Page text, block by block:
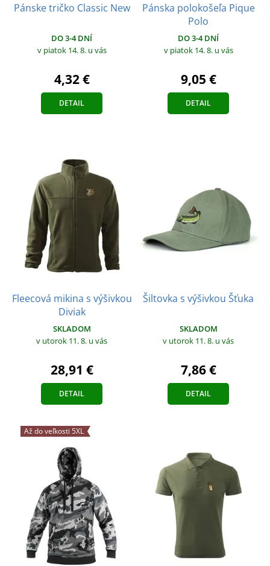
Pánske tričko Classic New
DO 3-4 DNÍ
v piatok 14. 8. u vás
4,32 €
DETAIL
Pánska polokošeľa Pique
Polo
DO 3-4 DNÍ
v piatok 14. 8. u vás
9,05 €
DETAIL
Fleecová mikina s výšivkou
Diviak
SKLADOM
v utorok 11. 8. u vás
28,91 €
DETAIL
Šiltovka s výšivkou Šťuka
SKLADOM
v utorok 11. 8. u vás
7,86 €
DETAIL
Až do veľkosti 5XL